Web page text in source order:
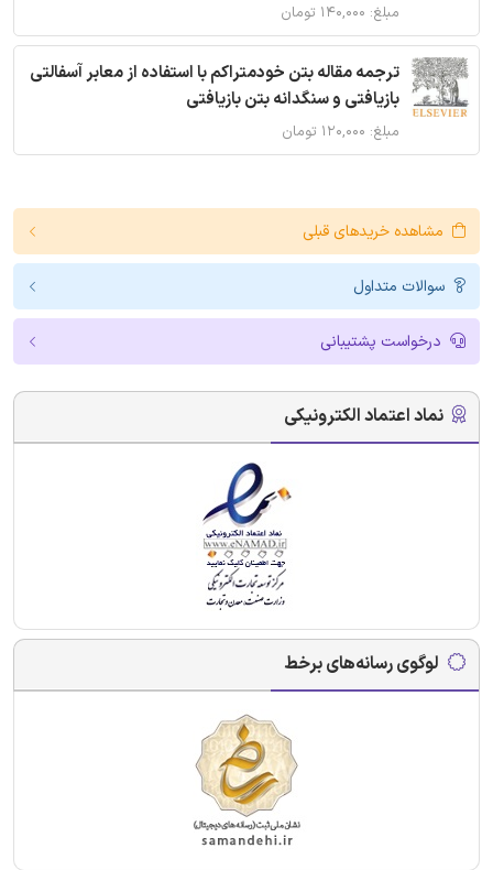
مبلغ: ۱۴۰,۰۰۰ تومان
ترجمه مقاله بتن خودمتراکم با استفاده از معابر آسفالتی
بازیافتی و سنگدانه بتن بازیافتی
مبلغ: ۱۲۰,۰۰۰ تومان
مشاهده خریدهای قبلی
سوالات متداول
درخواست پشتیبانی
نماد اعتماد الکترونیکی
لوگوی رسانه‌های برخط